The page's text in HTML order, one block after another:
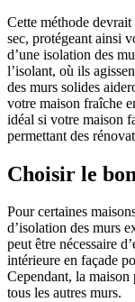
Cette méthode devrait
sec, protégeant ainsi
d’une isolation des
l’isolant, où ils
des murs solides
votre maison fraîche
idéal si votre maison
permettant des
Choisir le
Pour certaines
d’isolation des murs
peut être nécessaire
intérieure en façade
Cependant, la maison
tous les autres murs.